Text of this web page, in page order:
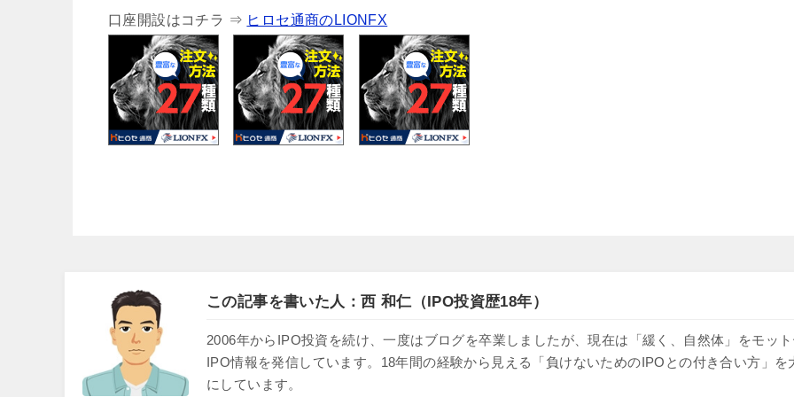
口座開設はコチラ ⇒ ヒロセ通商のLIONFX
この記事を書いた人：西 和仁（IPO投資歴18年）
2006年からIPO投資を続け、一度はブログを卒業しましたが、現在は「緩く、自然体」をモット
IPO情報を発信しています。18年間の経験から見える「負けないためのIPOとの付き合い方」を
にしています。